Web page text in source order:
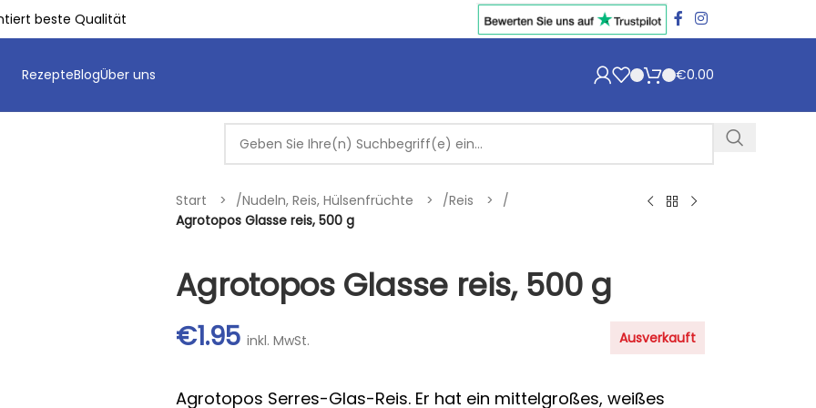
beste Qualität
RezepteBlogÜber uns €0.00
Start /Nudeln, Reis, Hülsenfrüchte /Reis
/
Agrotopos Glasse reis, 500 g
Agrotopos Glasse reis, 500 g
€1.95 inkl. MwSt. Ausverkauft
Agrotopos Serres-Glas-Reis. Er hat ein mittelgroßes, weißes